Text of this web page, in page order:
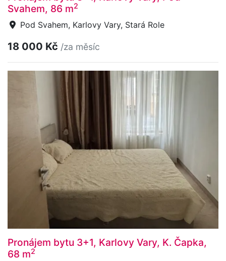
Svahem, 86 m2
Pod Svahem, Karlovy Vary, Stará Role
18 000 Kč /za měsíc
Pronájem bytu 3+1, Karlovy Vary, K. Čapka,
68 m2